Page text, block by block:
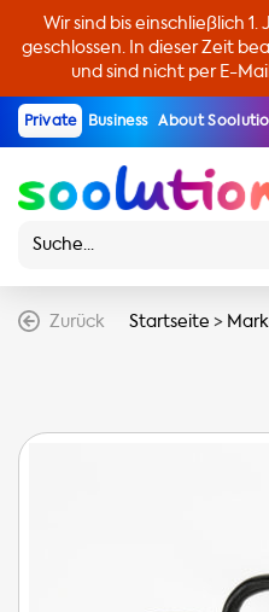
Wir sind bis einschließlich
geschlossen. In dieser Zeit
und sind nicht per E-
Private Business About
Zurück Startseite >